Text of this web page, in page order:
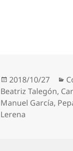
Publicado
el
2018/10/27
Beatriz Talegón,
Manuel García,
Lerena